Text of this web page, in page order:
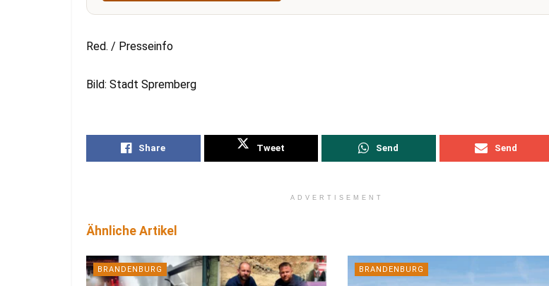
Red. / Presseinfo
Bild: Stadt Spremberg
Share Tweet Send Send
ADVERTISEMENT
Ähnliche Artikel
BRANDENBURG BRANDENBURG